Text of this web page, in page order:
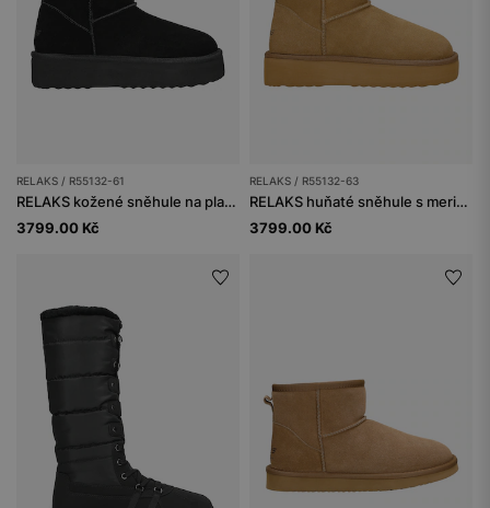
RELAKS / R55132-61
RELAKS kožené sněhule na platformě s vlněnou podšívkou
3799.00 Kč
RELAKS / R55132-63
RELAKS huňaté sněhule s merino vlnou
3799.00 Kč